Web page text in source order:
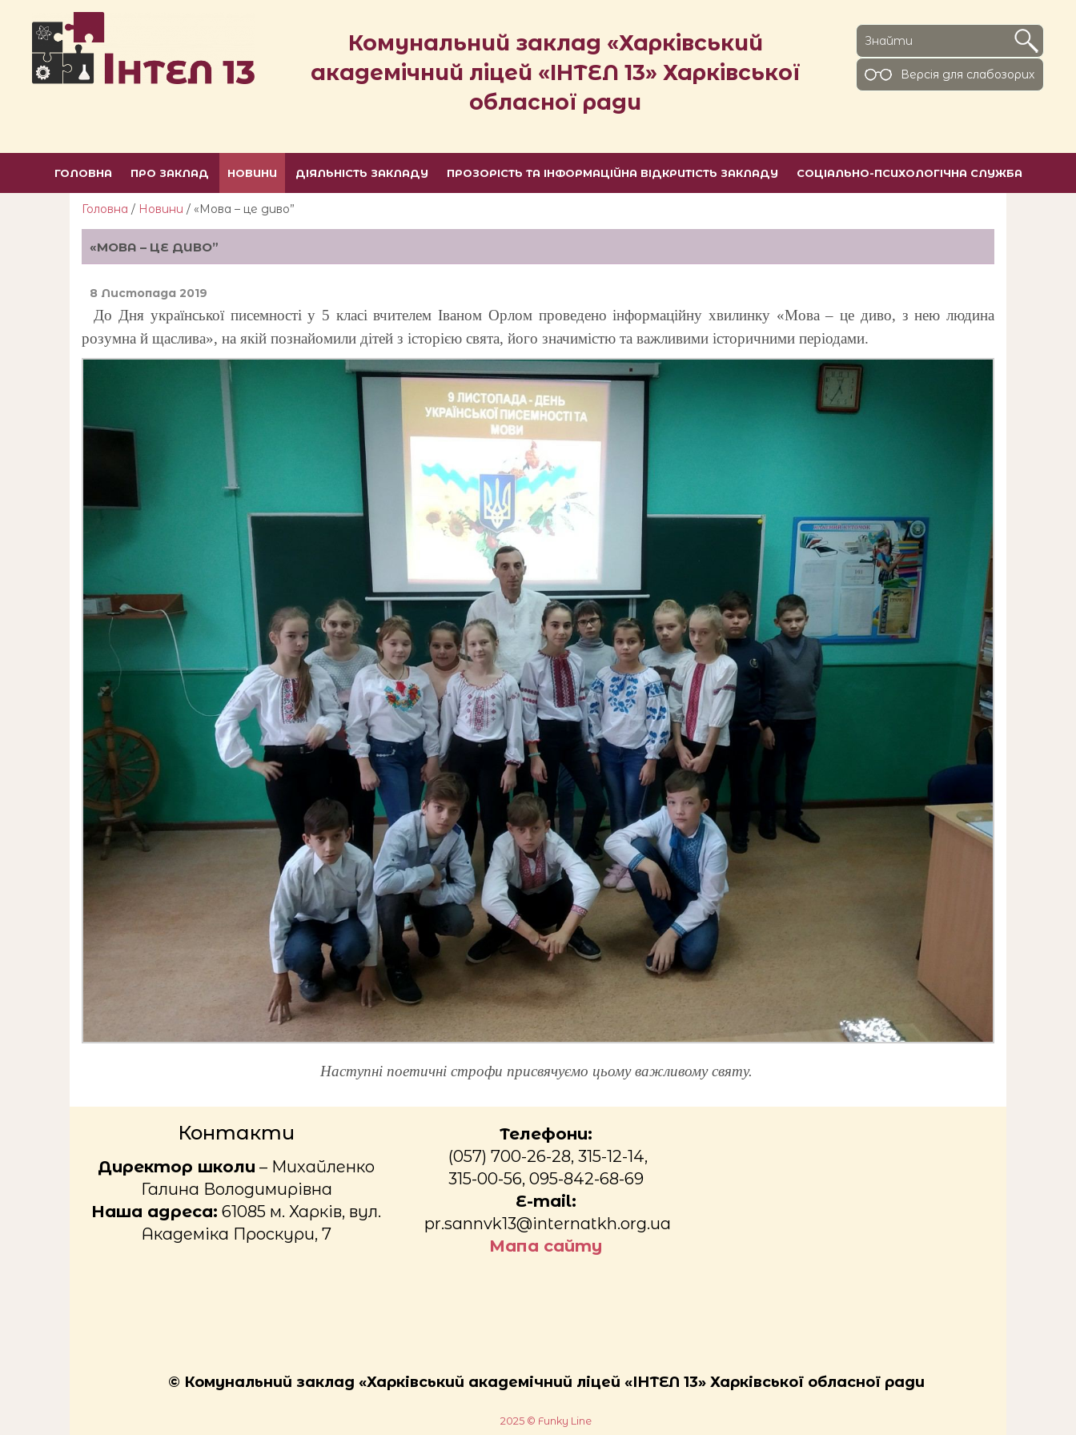
Комунальний заклад «Харківський
академічний ліцей «ІНТЕЛ 13» Харківської
обласної ради
Версiя для слабозорих
ГОЛОВНА ПРО ЗАКЛАД НОВИНИ ДІЯЛЬНІСТЬ ЗАКЛАДУ ПРОЗОРІСТЬ ТА ІНФОРМАЦІЙНА ВІДКРИТІСТЬ ЗАКЛАДУ СОЦІАЛЬНО-ПСИХОЛОГІЧНА СЛУЖБА
Головна / Новини / «Мова – це диво”
«МОВА – ЦЕ ДИВО”
8 Листопада 2019
До Дня української писемності у 5 класі вчителем Іваном Орлом проведено інформаційну хвилинку «Мова – це диво, з нею людина
розумна й щаслива», на якій познайомили дітей з історією свята, його значимістю та важливими історичними періодами.
Наступні поетичні строфи присвячуємо цьому важливому святу.
Контакти
Директор школи – Михайленко
Галина Володимирівна
Наша адреса: 61085 м. Харків, вул.
Академіка Проскури, 7
Телефони:
(057) 700-26-28, 315-12-14,
315-00-56, 095-842-68-69
E-mail:
pr.sannvk13@internatkh.org.ua
Мапа сайту
© Комунальний заклад «Харківський академічний ліцей «ІНТЕЛ 13» Харківської обласної ради
2025 © Funky Line